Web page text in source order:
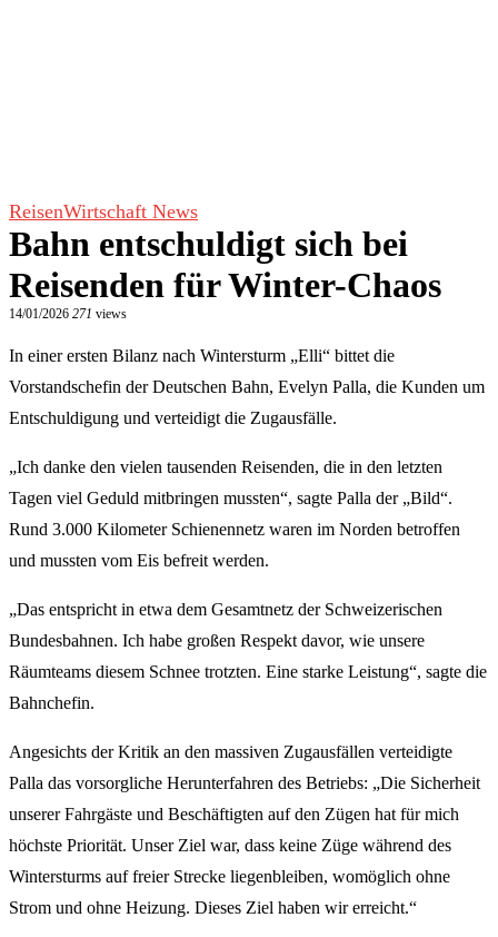
ReisenWirtschaft News
Bahn entschuldigt sich bei
Reisenden für Winter-Chaos
14/01/2026 271 views
In einer ersten Bilanz nach Wintersturm „Elli“ bittet die
Vorstandschefin der Deutschen Bahn, Evelyn Palla, die Kunden um
Entschuldigung und verteidigt die Zugausfälle.
„Ich danke den vielen tausenden Reisenden, die in den letzten
Tagen viel Geduld mitbringen mussten“, sagte Palla der „Bild“.
Rund 3.000 Kilometer Schienennetz waren im Norden betroffen
und mussten vom Eis befreit werden.
„Das entspricht in etwa dem Gesamtnetz der Schweizerischen
Bundesbahnen. Ich habe großen Respekt davor, wie unsere
Räumteams diesem Schnee trotzten. Eine starke Leistung“, sagte die
Bahnchefin.
Angesichts der Kritik an den massiven Zugausfällen verteidigte
Palla das vorsorgliche Herunterfahren des Betriebs: „Die Sicherheit
unserer Fahrgäste und Beschäftigten auf den Zügen hat für mich
höchste Priorität. Unser Ziel war, dass keine Züge während des
Wintersturms auf freier Strecke liegenbleiben, womöglich ohne
Strom und ohne Heizung. Dieses Ziel haben wir erreicht.“